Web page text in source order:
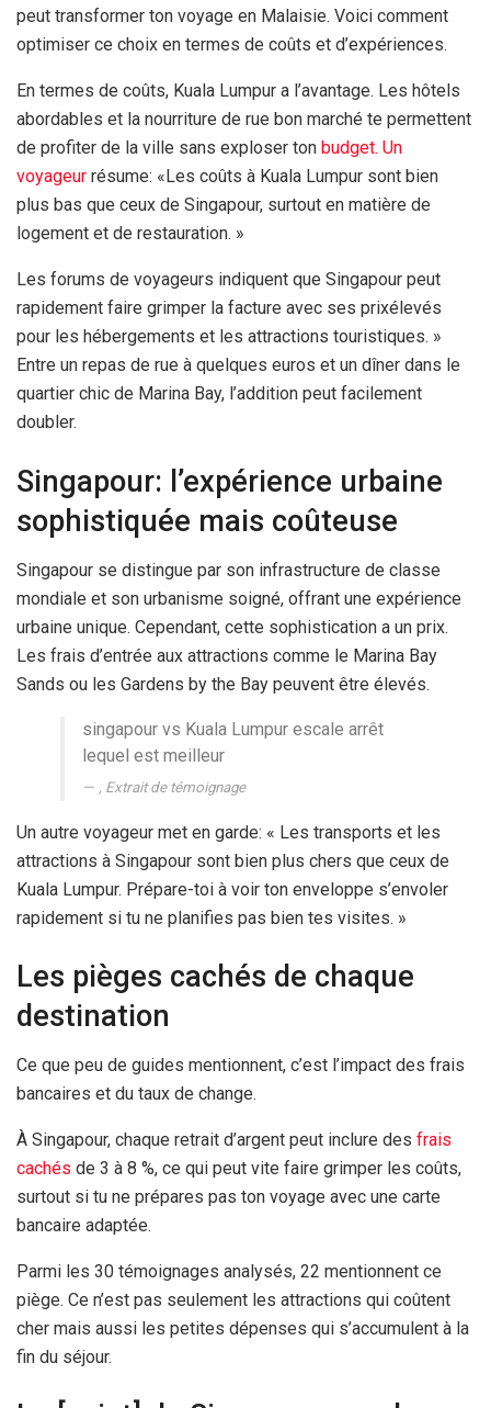
peut transformer ton voyage en Malaisie. Voici comment
optimiser ce choix en termes de coûts et d’expériences.
En termes de coûts, Kuala Lumpur a l’avantage. Les hôtels
abordables et la nourriture de rue bon marché te permettent
de profiter de la ville sans exploser ton budget. Un
voyageur résume: «Les coûts à Kuala Lumpur sont bien
plus bas que ceux de Singapour, surtout en matière de
logement et de restauration. »
Les forums de voyageurs indiquent que Singapour peut
rapidement faire grimper la facture avec ses prixélevés
pour les hébergements et les attractions touristiques. »
Entre un repas de rue à quelques euros et un dîner dans le
quartier chic de Marina Bay, l’addition peut facilement
doubler.
Singapour: l’expérience urbaine
sophistiquée mais coûteuse
Singapour se distingue par son infrastructure de classe
mondiale et son urbanisme soigné, offrant une expérience
urbaine unique. Cependant, cette sophistication a un prix.
Les frais d’entrée aux attractions comme le Marina Bay
Sands ou les Gardens by the Bay peuvent être élevés.
singapour vs Kuala Lumpur escale arrêt
lequel est meilleur
, Extrait de témoignage
Un autre voyageur met en garde: « Les transports et les
attractions à Singapour sont bien plus chers que ceux de
Kuala Lumpur. Prépare-toi à voir ton enveloppe s’envoler
rapidement si tu ne planifies pas bien tes visites. »
Les pièges cachés de chaque
destination
Ce que peu de guides mentionnent, c’est l’impact des frais
bancaires et du taux de change.
À Singapour, chaque retrait d’argent peut inclure des frais
cachés de 3 à 8 %, ce qui peut vite faire grimper les coûts,
surtout si tu ne prépares pas ton voyage avec une carte
bancaire adaptée.
Parmi les 30 témoignages analysés, 22 mentionnent ce
piège. Ce n’est pas seulement les attractions qui coûtent
cher mais aussi les petites dépenses qui s’accumulent à la
fin du séjour.